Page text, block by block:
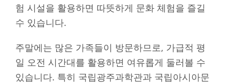
험 시설을 활용하면 따뜻하게 문화 체험을 즐길
수 있습니다.
주말에는 많은 가족들이 방문하므로, 가급적 평
일 오전 시간대를 활용하면 여유롭게 둘러볼 수
있습니다. 특히 국립광주과학관과 국립아시아문